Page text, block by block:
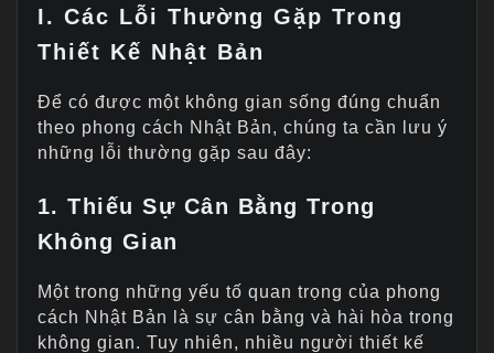
I. Các Lỗi Thường Gặp Trong
Thiết Kế Nhật Bản
Để có được một không gian sống đúng chuẩn
theo phong cách Nhật Bản, chúng ta cần lưu ý
những lỗi thường gặp sau đây:
1. Thiếu Sự Cân Bằng Trong
Không Gian
Một trong những yếu tố quan trọng của phong
cách Nhật Bản là sự cân bằng và hài hòa trong
không gian. Tuy nhiên, nhiều người thiết kế